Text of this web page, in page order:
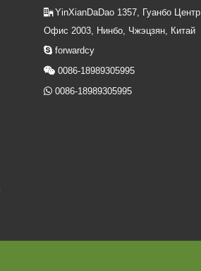
YinXianDaDao 1357, Гуанбо Центр
Офис 2003, Нинбо, Чжэцзян, Китай
 forwardcy
 0086-18989305995
 0086-18989305995